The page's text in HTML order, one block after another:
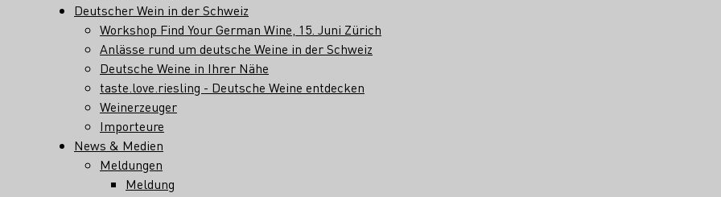
Deutscher Wein in der Schweiz
Workshop Find Your German Wine, 15. Juni Zürich
Anlässe rund um deutsche Weine in der Schweiz
Deutsche Weine in Ihrer Nähe
taste.love.riesling - Deutsche Weine entdecken
Weinerzeuger
Importeure
News & Medien
Meldungen
Meldung